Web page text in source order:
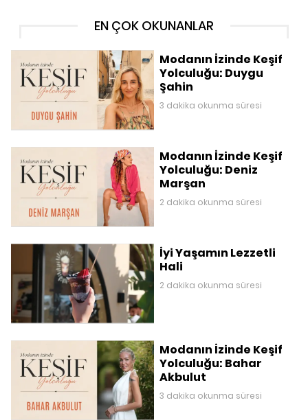
EN ÇOK OKUNANLAR
Modanın İzinde Keşif
Yolculuğu: Duygu
Şahin
3 dakika okunma süresi
Modanın İzinde Keşif
Yolculuğu: Deniz
Marşan
2 dakika okunma süresi
İyi Yaşamın Lezzetli
Hali
2 dakika okunma süresi
Modanın İzinde Keşif
Yolculuğu: Bahar
Akbulut
3 dakika okunma süresi